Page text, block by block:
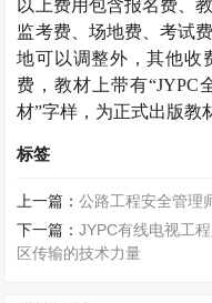
以上费用包含报名费、
监考费、场地费、考试
地可以调整外，其他收
费，教材上带有“JYPC
材”字样，为正式出版教
标签
上一篇：公路工程安全管理
下一篇：JYPC有线电视工
区传输的技术力量